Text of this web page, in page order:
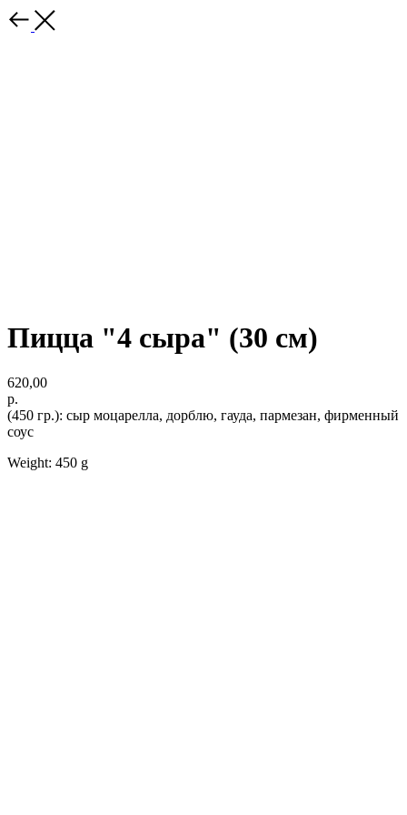
Пицца "4 сыра" (30 см)
620,00
р.
(450 гр.): сыр моцарелла, дорблю, гауда, пармезан, фирменный
соус
Weight: 450 g